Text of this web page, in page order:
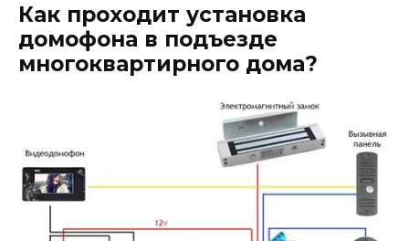
Как проходит установка
домофона в подъезде
многоквартирного дома?